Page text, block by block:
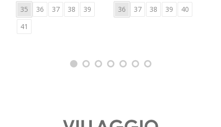
35 36 37 38
39
41
36 37 38 39 40